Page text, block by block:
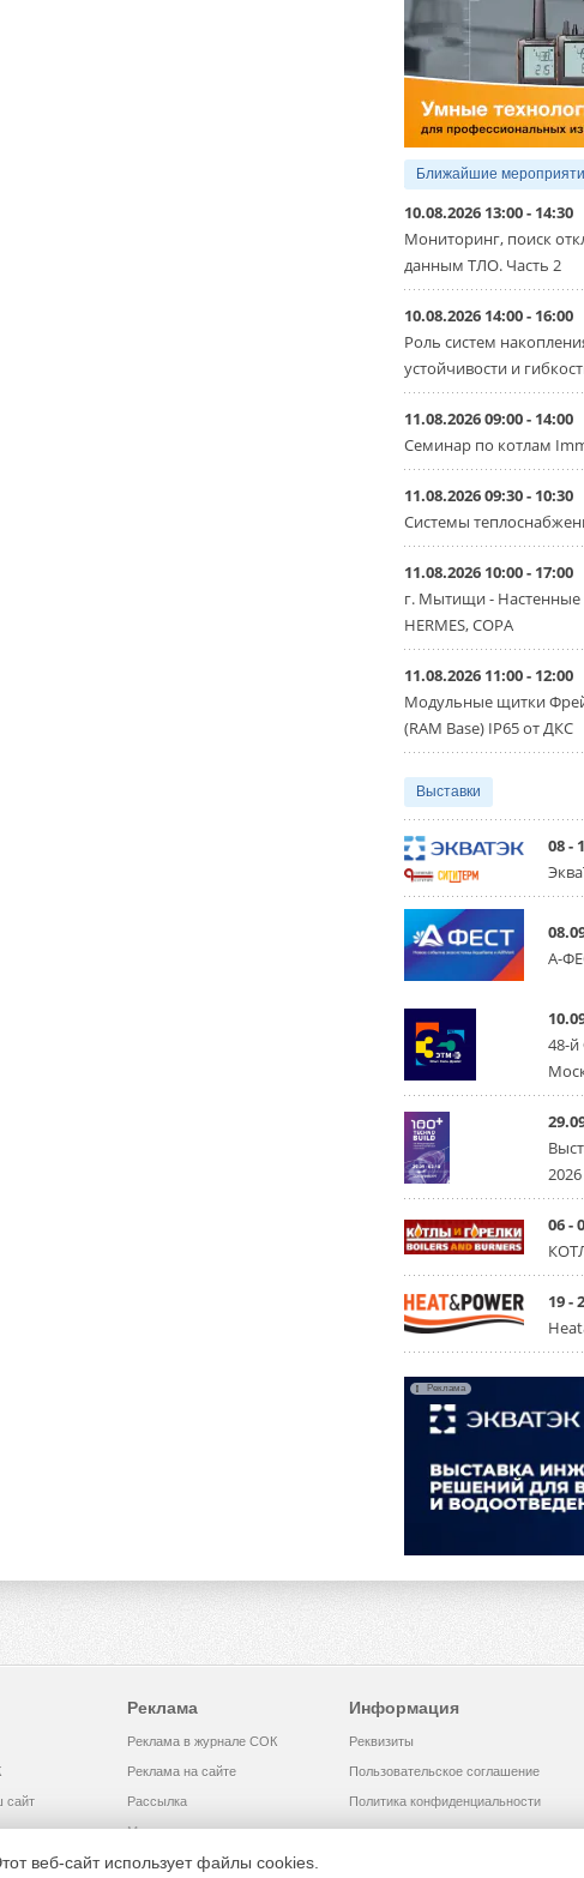
Ближайшие
10.08.2026 13:00 - 14:30
Мониторинг, поиск
данным ТЛО. Часть 2
10.08.2026 14:00 - 16:00
Роль систем
устойчивости и
11.08.2026 09:00 - 14:00
Семинар по котлам
11.08.2026 09:30 - 10:30
Системы
11.08.2026 10:00 - 17:00
г. Мытищи -
HERMES, COPA
11.08.2026 11:00 - 12:00
Модульные щитки
(RAM Base) IP65 от ДКС
Выставки
08 -
А-
48-
2026
06 -
19 -
Реклама
сайт
Реклама
Реклама в журнале СОК
Реклама на сайте
Рассылка
Медиакит
Информация
Реквизиты
Пользовательское соглашение
Политика конфиденциальности
веб-сайт использует файлы cookies.